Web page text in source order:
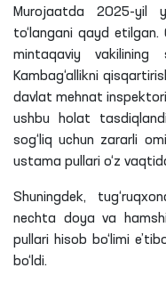
Murojaatda 2025-yil
to‘langani qayd etilgan.
mintaqaviy vakilining
Kambag‘allikni
davlat mehnat
ushbu holat
sog‘liq uchun zararli
ustama pullari o‘z
Shuningdek,
nechta doya va
pullari hisob bo‘limi
bo‘ldi.